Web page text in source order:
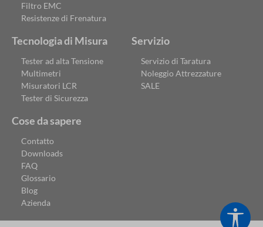
Filtro EMC
Resistenze di Frenatura
Tecnologia di Misura
Tester ad alta Tensione
Multimetri
Misuratori LCR
Tester di Sicurezza
Servizio
Servizio di Taratura
Noleggio Attrezzature
SALE
Cose da sapere
Contatto
Downloads
FAQ
Glossario
Blog
Azienda